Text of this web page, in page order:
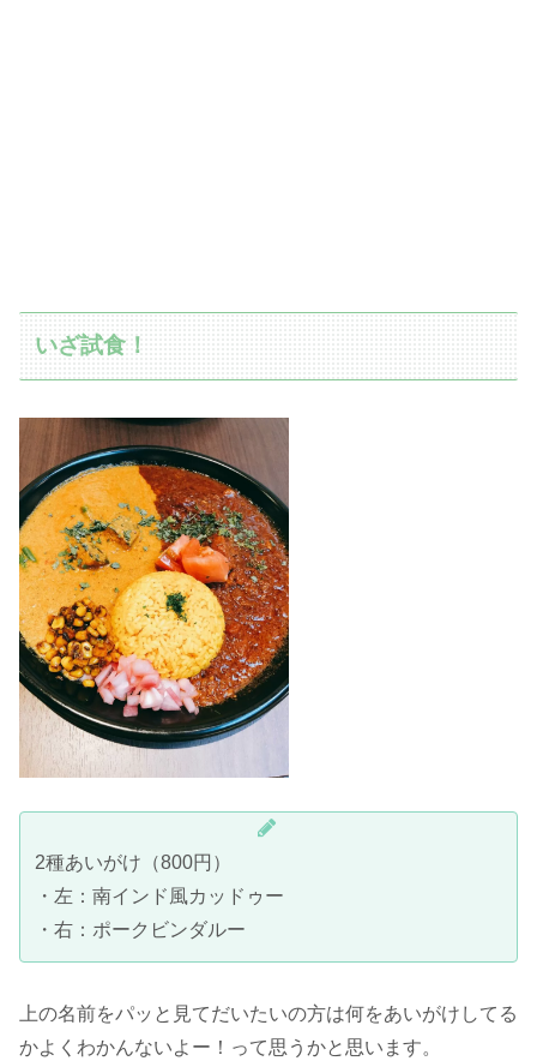
いざ試食！
2種あいがけ（800円）
・左：南インド風カッドゥー
・右：ポークビンダルー
上の名前をパッと見てだいたいの方は何をあいがけしてる
かよくわかんないよー！って思うかと思います。